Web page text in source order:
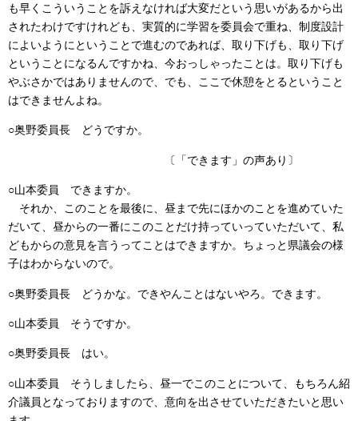
も早くこういうことを訴えなければ大変だという思いがあるから出
されたわけですけれども、実質的に学習を委員会で重ね、制度設計
によいようにということで進むのであれば、取り下げも、取り下げ
ということになるんですかね、今おっしゃったことは。取り下げも
やぶさかではありませんので、でも、ここで休憩をとるということ
はできませんよね。
○奥野委員長 どうですか。
〔「できます」の声あり〕
○山本委員 できますか。
それか、このことを最後に、昼まで先にほかのことを進めていた
だいて、昼からの一番にこのことだけ持っていっていただいて、私
どもからの意見を言うってことはできますか。ちょっと県議会の様
子はわからないので。
○奥野委員長 どうかな。できやんことはないやろ。できます。
○山本委員 そうですか。
○奥野委員長 はい。
○山本委員 そうしましたら、昼一でこのことについて、もちろん紹
介議員となっておりますので、意向を出させていただきたいと思い